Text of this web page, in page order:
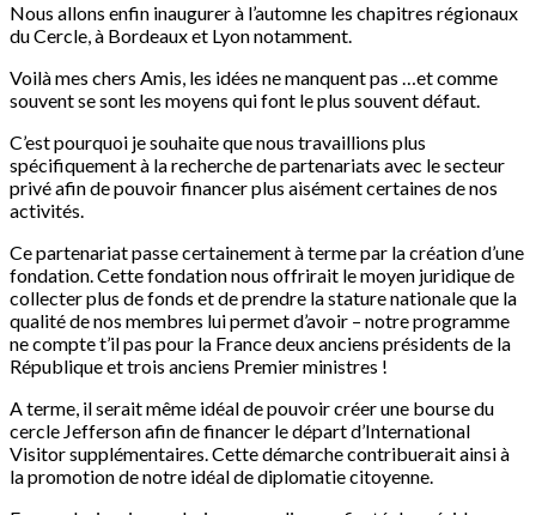
Nous allons enfin inaugurer à l’automne les chapitres régionaux
du Cercle, à Bordeaux et Lyon notamment.
Voilà mes chers Amis, les idées ne manquent pas …et comme
souvent se sont les moyens qui font le plus souvent défaut.
C’est pourquoi je souhaite que nous travaillions plus
spécifiquement à la recherche de partenariats avec le secteur
privé afin de pouvoir financer plus aisément certaines de nos
activités.
Ce partenariat passe certainement à terme par la création d’une
fondation. Cette fondation nous offrirait le moyen juridique de
collecter plus de fonds et de prendre la stature nationale que la
qualité de nos membres lui permet d’avoir – notre programme
ne compte t’il pas pour la France deux anciens présidents de la
République et trois anciens Premier ministres !
A terme, il serait même idéal de pouvoir créer une bourse du
cercle Jefferson afin de financer le départ d’International
Visitor supplémentaires. Cette démarche contribuerait ainsi à
la promotion de notre idéal de diplomatie citoyenne.